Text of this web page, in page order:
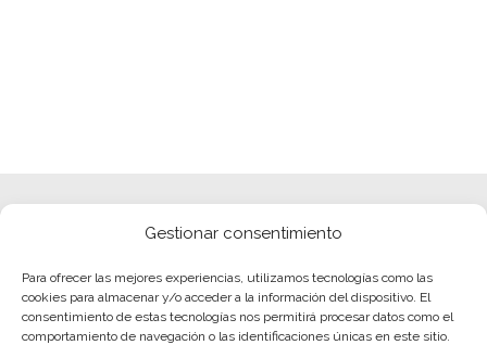
Gestionar consentimiento
Para ofrecer las mejores experiencias, utilizamos tecnologías como las
cookies para almacenar y/o acceder a la información del dispositivo. El
consentimiento de estas tecnologías nos permitirá procesar datos como el
comportamiento de navegación o las identificaciones únicas en este sitio.